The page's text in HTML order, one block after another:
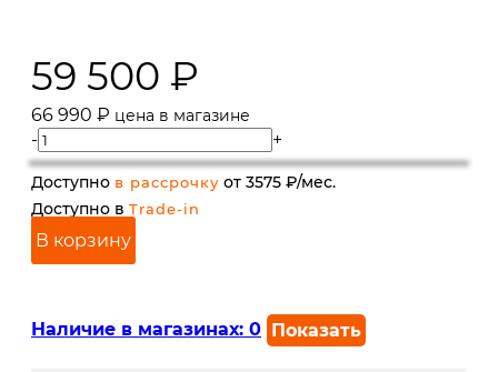
59 500 ₽
66 990 ₽ цена в магазине
- +
Доступно в рассрочку от 3575 ₽/мес.
Доступно в Trade-in
В корзину
Наличие в магазинах: 0 Показать